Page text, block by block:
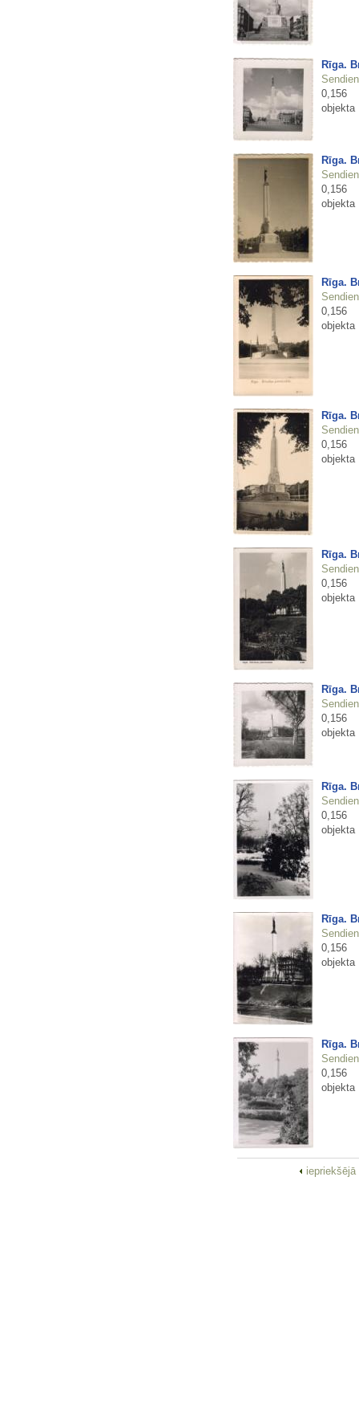
Rīga.
0,156
objekta
Rīga.
0,156
objekta
Rīga.
0,156
objekta
Rīga.
0,156
objekta
Rīga.
0,156
objekta
Rīga.
0,156
objekta
Rīga.
0,156
objekta
Rīga.
0,156
objekta
Rīga.
0,156
objekta